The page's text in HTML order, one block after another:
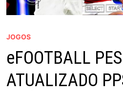
JOGOS
eFOOTBALL
ATUALIZADO